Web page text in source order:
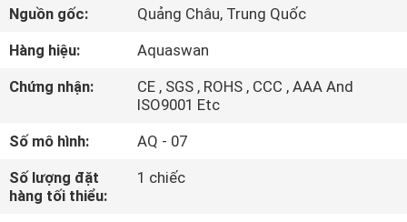
CÁC
SẢN
PHẨM
VỀ
CHÚNG
TÔI
Nguồn gốc:
Quảng Châu, Trung Quốc
Hàng hiệu:
Aquaswan
Chứng nhận:
CE , SGS , ROHS , CCC , AAA And
ISO9001 Etc
Số mô hình:
AQ - 07
Số lượng đặt
hàng tối thiểu:
1 chiếc